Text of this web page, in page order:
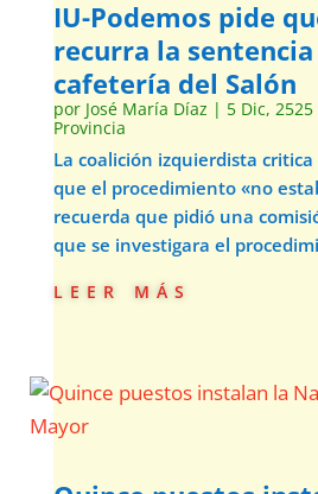
IU-Podemos pide
recurra la
cafetería del Salón
por José María Díaz | 5 Dic, 2525
Provincia
La coalición izquierdista
que el procedimiento «no
recuerda que pidió una
que se investigara el
leer más